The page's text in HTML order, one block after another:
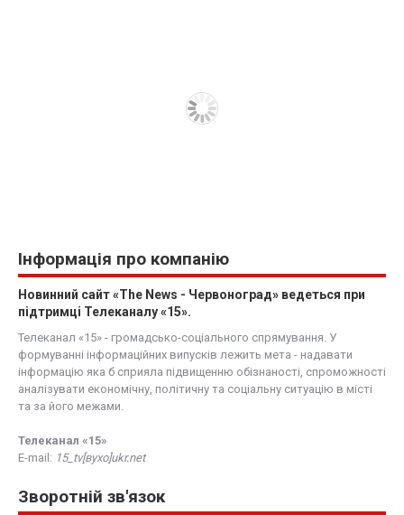
Інформація про компанію
Новинний сайт «The News - Червоноград» ведеться при
підтримці Телеканалу «15».
Телеканал «15» - громадсько-соціального спрямування. У
формуванні інформаційних випусків лежить мета - надавати
інформацію яка б сприяла підвищенню обізнаності, спроможності
аналізувати економічну, політичну та соціальну ситуацію в місті
та за його межами.
Телеканал «15»
E-mail: 15_tv[вухо]ukr.net
Зворотній зв'язок